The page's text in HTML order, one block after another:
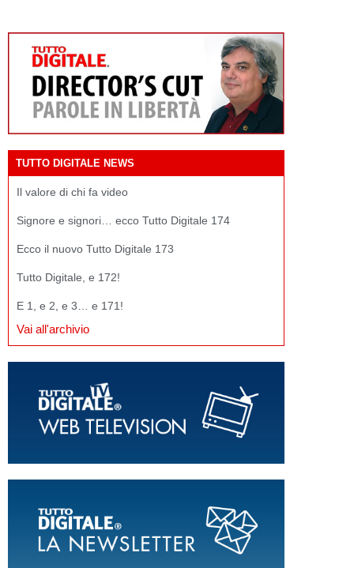
TUTTO DIGITALE NEWS
Il valore di chi fa video
Signore e signori… ecco Tutto Digitale 174
Ecco il nuovo Tutto Digitale 173
Tutto Digitale, e 172!
E 1, e 2, e 3… e 171!
Vai all'archivio